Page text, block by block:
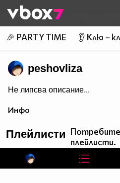
👾
🎉 PARTY TIME 👂 Клю –
peshovliza
Не липсва описание...
Инфо
Плейлисти
плейлисти.